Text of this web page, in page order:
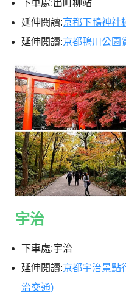
下車處:出町柳站
延伸閱讀:京都下鴨神社
延伸閱讀:京都鴨川公園
宇治
下車處:宇治
延伸閱讀:京都宇治景點
治交通)